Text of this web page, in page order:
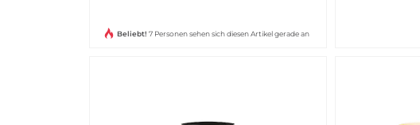
Beliebt! 7 Personen sehen sich diesen Artikel gerade an